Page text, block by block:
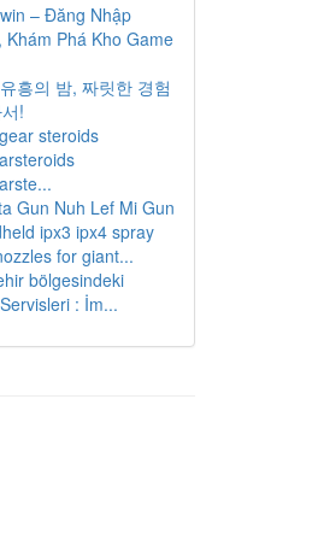
– Đăng Nhập
Khám Phá Kho Game
흥의 밤, 짜릿한 경험
!
steroids
Gun Nuh Lef Mi Gun
ipx3 ipx4 spray
for giant...
bölgesindeki
: İm...